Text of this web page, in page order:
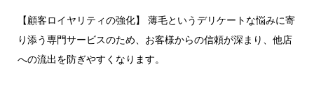
【顧客ロイヤリティの強化】 薄毛というデリケートな悩みに寄
り添う専門サービスのため、お客様からの信頼が深まり、他店
への流出を防ぎやすくなります。